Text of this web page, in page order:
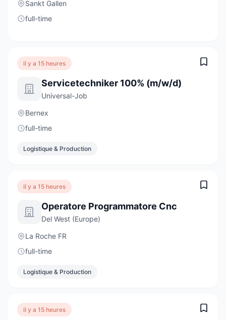
Sankt Gallen
full-time
il y a 15 heures
Servicetechniker 100% (m/w/d)
Universal-Job
Bernex
full-time
Logistique & Production
il y a 15 heures
Operatore Programmatore Cnc
Del West (Europe)
La Roche FR
full-time
Logistique & Production
il y a 15 heures